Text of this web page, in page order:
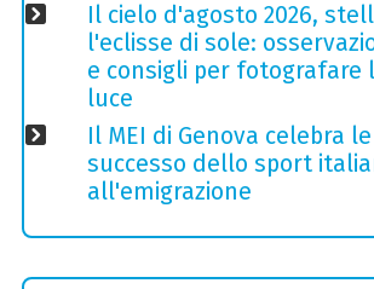
Il cielo d'agosto 2026,
l'eclisse di sole:
e consigli per fotografare
luce
Il MEI di Genova celebra
successo dello sport
all'emigrazione